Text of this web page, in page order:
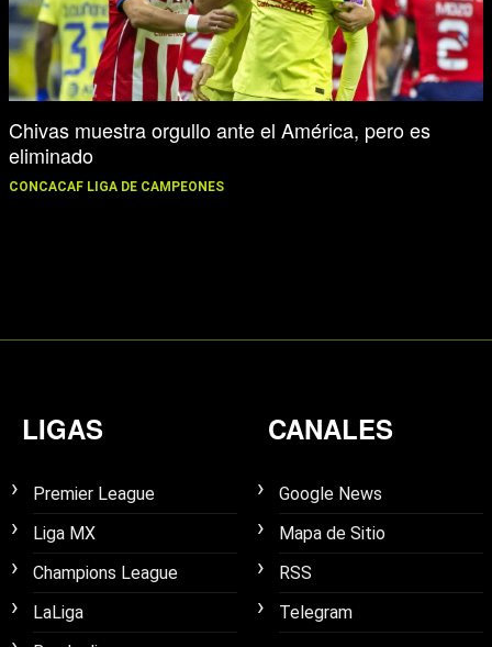
Chivas muestra orgullo ante el América, pero es
eliminado
CONCACAF LIGA DE CAMPEONES
LIGAS
Premier League
Liga MX
Champions League
LaLiga
CANALES
Google News
Mapa de Sitio
RSS
Telegram